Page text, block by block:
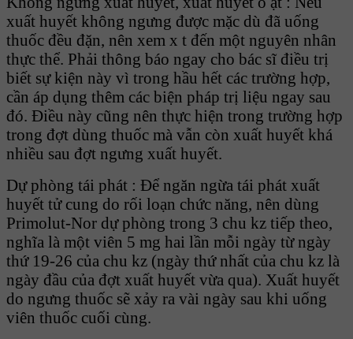
xuất huyết không ngưng được mặc dù đã uống
thuốc đều đặn, nên xem x t đến một nguyên nhân
thực thể. Phải thông báo ngay cho bác sĩ điều trị
biết sự kiện này vì trong hầu hết các trường hợp,
cần áp dụng thêm các biện pháp trị liệu ngay sau
đó. Điều này cũng nên thực hiện trong trường hợp
trong đợt dùng thuốc mà vẫn còn xuất huyết khá
nhiều sau đợt ngưng xuất huyết.
Dự phòng tái phát : Để ngăn ngừa tái phát xuất
huyết tử cung do rối loạn chức năng, nên dùng
Primolut-Nor dự phòng trong 3 chu kz tiếp theo,
nghĩa là một viên 5 mg hai lần mỗi ngày từ ngày
thứ 19-26 của chu kz (ngày thứ nhất của chu kz là
ngày đầu của đợt xuất huyết vừa qua). Xuất huyết
do ngưng thuốc sẽ xảy ra vài ngày sau khi uống
viên thuốc cuối cùng.